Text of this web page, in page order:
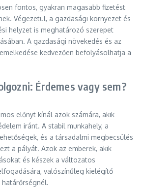
fontos, gyakran magasabb fizetést
Végezetül, a gazdasági környezet és
helyzet is meghatározó szerepet
A gazdasági növekedés és az
kedvezően befolyásolhatja a
Érdemes vagy sem?
előnyt kínál azok számára, akik
iránt. A stabil munkahely, a
és a társadalmi megbecsülés
a pályát. Azok az emberek, akik
és készek a változatos
valószínűleg kielégítő